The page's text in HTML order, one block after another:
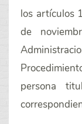
los artículos
de
persona